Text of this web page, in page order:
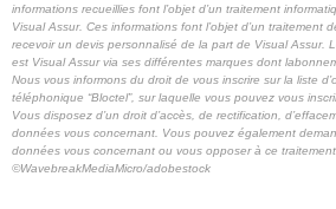
informations recueillies font l’objet d’un traitement
Visual Assur. Ces informations font l’objet d’un traitement
recevoir un devis personnalisé de la part de Visual Assur.
est Visual Assur via ses différentes marques dont
Nous vous informons du droit de vous inscrire sur la liste
téléphonique “Bloctel”, sur laquelle vous pouvez vous
Vous disposez d’un droit d’accès, de rectification,
données vous concernant. Vous pouvez également
données vous concernant ou vous opposer à ce
©WavebreakMediaMicro/adobestock